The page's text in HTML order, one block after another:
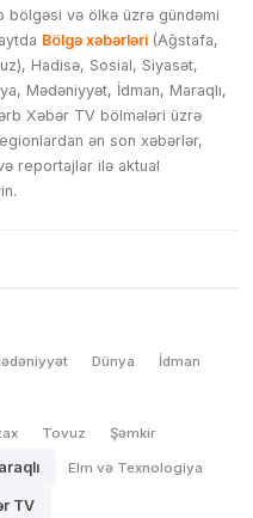
bölgəsi və ölkə üzrə gündəmi
Bölgə xəbərləri (Ağstafa,
Hadisə, Sosial, Siyasət,
Mədəniyyət, İdman, Maraqlı,
Xəbər TV bölmələri üzrə
ən son xəbərlər,
reportajlar ilə aktual
Dünya İdman
Tovuz Şəmkir
Elm və Texnologiya
TV